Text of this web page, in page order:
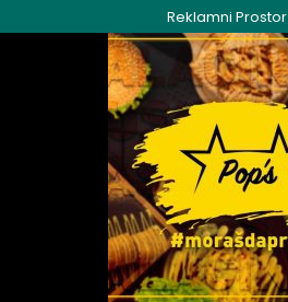
to
Reklamni Prostor